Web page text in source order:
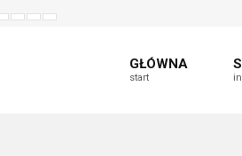
SetSetMake
Set
GŁÓWNA
start